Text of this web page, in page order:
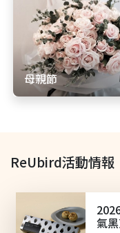
母親節
ReUbird活動情報
氣